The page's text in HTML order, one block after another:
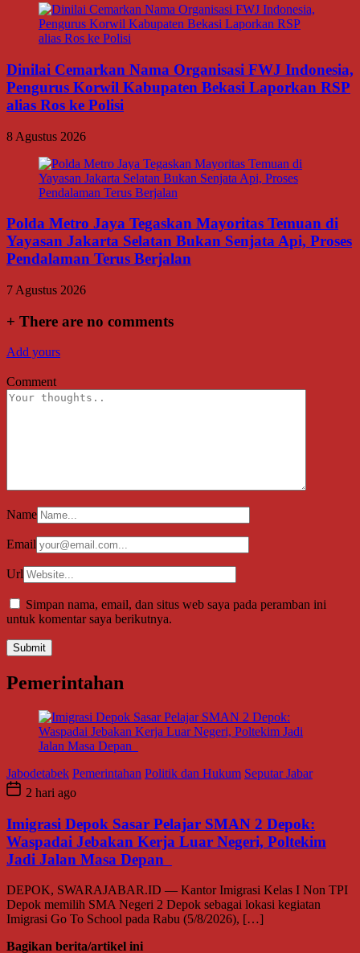
Dinilai Cemarkan Nama Organisasi FWJ Indonesia,
Pengurus Korwil Kabupaten Bekasi Laporkan RSP
alias Ros ke Polisi
8 Agustus 2026
Polda Metro Jaya Tegaskan Mayoritas Temuan di
Yayasan Jakarta Selatan Bukan Senjata Api, Proses
Pendalaman Terus Berjalan
7 Agustus 2026
+ There are no comments
Add yours
Comment
Name
Email
Url
Simpan nama, email, dan situs web saya pada peramban ini
untuk komentar saya berikutnya.
Pemerintahan
Jabodetabek Pemerintahan Politik dan Hukum Seputar Jabar
2 hari ago
Imigrasi Depok Sasar Pelajar SMAN 2 Depok:
Waspadai Jebakan Kerja Luar Negeri, Poltekim
Jadi Jalan Masa Depan
DEPOK, SWARAJABAR.ID — Kantor Imigrasi Kelas I Non TPI
Depok memilih SMA Negeri 2 Depok sebagai lokasi kegiatan
Imigrasi Go To School pada Rabu (5/8/2026), […]
Bagikan berita/artikel ini